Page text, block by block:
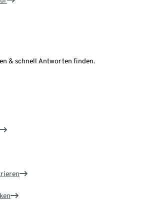
& schnell Antworten finden.